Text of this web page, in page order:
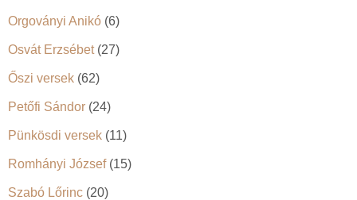
Orgoványi Anikó (6)
Osvát Erzsébet(27)
Őszi versek (62)
Petőfi Sándor (24)
Pünkösdi versek (11)
Romhányi József(15)
Szabó Lőrinc (20)